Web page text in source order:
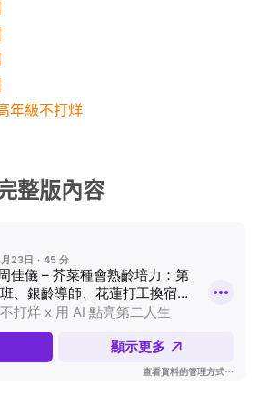
年級不打烊
整版內容